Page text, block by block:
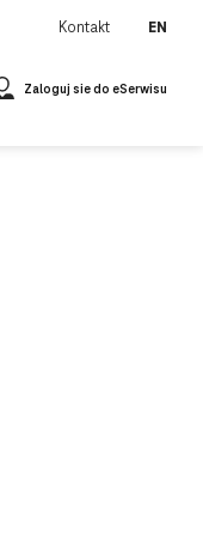
Kontakt EN
Zaloguj sie do eSerwisu